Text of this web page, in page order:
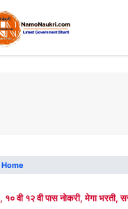
Home
, १० वी १२ वी पास नोकरी,मेगा भरती,